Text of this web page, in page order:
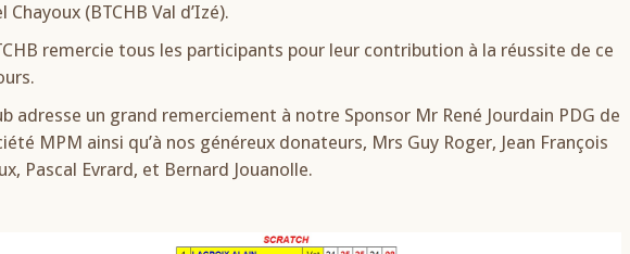
Chayoux (BTCHB Val d’Izé).
remercie tous les participants pour leur contribution à la réussite de ce
adresse un grand remerciement à notre Sponsor Mr René Jourdain PDG de
MPM ainsi qu’à nos généreux donateurs, Mrs Guy Roger, Jean François
Pascal Evrard, et Bernard Jouanolle.